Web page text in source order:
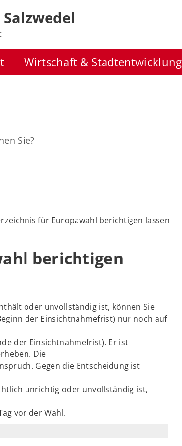
Wirtschaft & Stadtentwicklung
für Europawahl berichtigen lassen
berichtigen
oder unvollständig ist, können Sie
der Einsichtnahmefrist) nur noch auf
der Einsichtnahmefrist). Er ist
Die
Gegen die Entscheidung ist
unrichtig oder unvollständig ist,
vor der Wahl.